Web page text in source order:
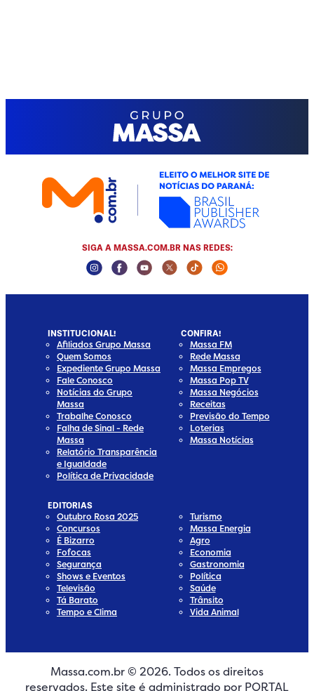
Media
SIGA A MASSA.COM.BR NAS REDES:
Instagram Social Media
Facebook Social Media
Youtube Social Media
Twitter Social Media
Tiktok Social Media
Whatsapp
INSTITUCIONAL!
Afiliados Grupo Massa
Quem Somos
Expediente Grupo Massa
Fale Conosco
Notícias do Grupo
Massa
Trabalhe Conosco
Falha de Sinal - Rede
Massa
Relatório Transparência
e Igualdade
Política de Privacidade
CONFIRA!
Massa FM
Rede Massa
Massa Empregos
Massa Pop TV
Massa Negócios
Receitas
Previsão do Tempo
Loterias
Massa Notícias
EDITORIAS
Outubro Rosa 2025
Concursos
É Bizarro
Fofocas
Segurança
Shows e Eventos
Televisão
Tá Barato
Tempo e Clima
Turismo
Massa Energia
Agro
Economia
Gastronomia
Política
Saúde
Trânsito
Vida Animal
Massa.com.br © 2026. Todos os direitos
reservados. Este site é administrado por PORTAL